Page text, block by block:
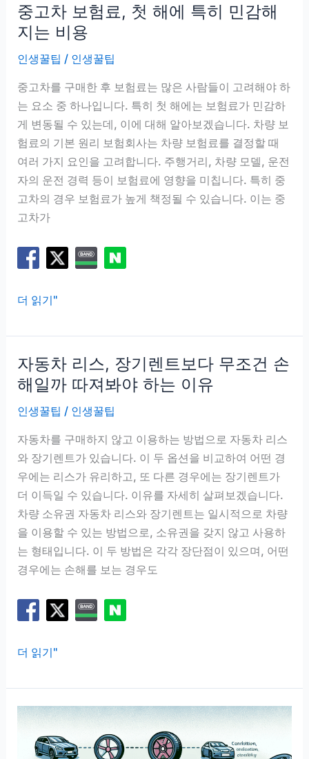
조
중고차 보험료, 첫 해에 특히 민감해
지는 비용
인생꿀팁 / 인생꿀팁
중고차를 구매한 후 보험료는 많은 사람들이 고려해야 하
는 요소 중 하나입니다. 특히 첫 해에는 보험료가 민감하
게 변동될 수 있는데, 이에 대해 알아보겠습니다. 차량 보
험료의 기본 원리 보험회사는 차량 보험료를 결정할 때
여러 가지 요인을 고려합니다. 주행거리, 차량 모델, 운전
자의 운전 경력 등이 보험료에 영향을 미칩니다. 특히 중
고차의 경우 보험료가 높게 책정될 수 있습니다. 이는 중
고차가
중
차
보
료,
첫
에
특
히
민
감
해
지
는
비
용
더 읽기"
자동차 리스, 장기렌트보다 무조건 손
해일까 따져봐야 하는 이유
인생꿀팁 / 인생꿀팁
자동차를 구매하지 않고 이용하는 방법으로 자동차 리스
와 장기렌트가 있습니다. 이 두 옵션을 비교하여 어떤 경
우에는 리스가 유리하고, 또 다른 경우에는 장기렌트가
더 이득일 수 있습니다. 이유를 자세히 살펴보겠습니다.
차량 소유권 자동차 리스와 장기렌트는 일시적으로 차량
을 이용할 수 있는 방법으로, 소유권을 갖지 않고 사용하
는 형태입니다. 이 두 방법은 각각 장단점이 있으며, 어떤
경우에는 손해를 보는 경우도
자
차
리
스,
더 읽기"